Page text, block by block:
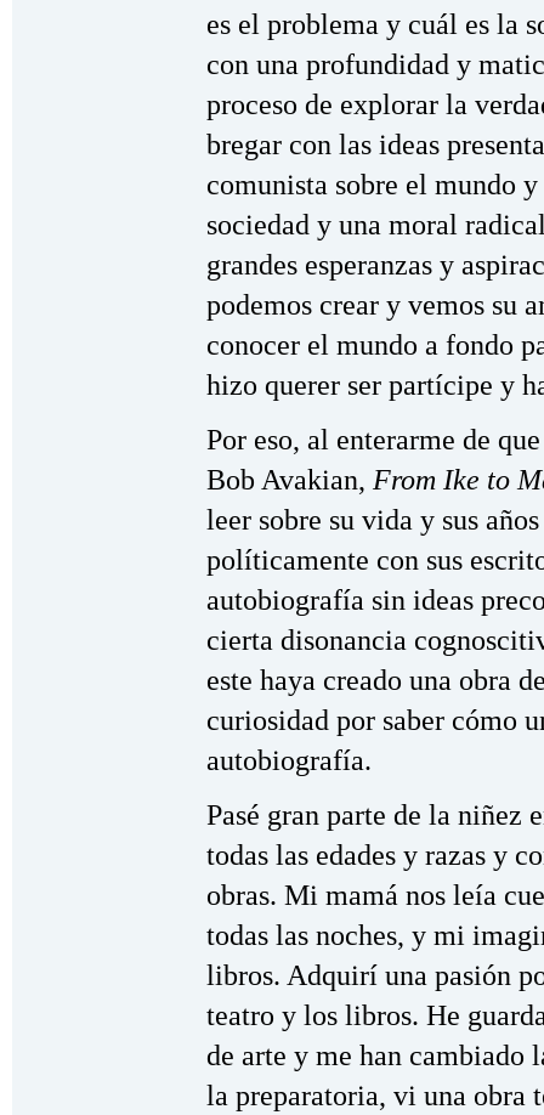
es el problema y cuál es la
con una profundidad y
proceso de explorar la
bregar con las ideas
comunista sobre el mundo
sociedad y una moral
grandes esperanzas y
podemos crear y vemos su
conocer el mundo a fondo
hizo querer ser partícipe y
Por eso, al enterarme de
Bob Avakian, From Ike to
leer sobre su vida y sus
políticamente con sus
autobiografía sin ideas
cierta disonancia
este haya creado una obra
curiosidad por saber cómo
autobiografía.
Pasé gran parte de la niñez
todas las edades y razas y
obras. Mi mamá nos leía
todas las noches, y mi
libros. Adquirí una pasión
teatro y los libros. He
de arte y me han cambiado
la preparatoria, vi una obra